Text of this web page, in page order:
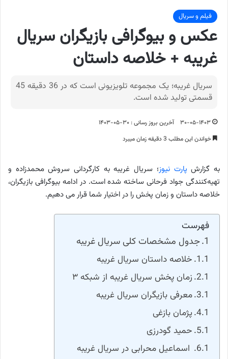
فیلم و سریال
عکس و بیوگرافی بازیگران سریال
غریبه + خلاصه داستان
سریال غریبه؛ یک مجموعه تلویزیونی است که در 36 دقیقه 45
قسمتی تولید شده است.
۳۰-۰۵-۱۴۰۳
آخرین بروز رسانی : ۳۰-۰۵-۱۴۰۳
خواندن این مطلب 3 دقیقه زمان میبرد
به گزارش پارت نیوز؛ سریال غریبه به کارگردانی سروش محمدزاده و
تهیه‌کنندگی جواد فرحانی ساخته شده است. در ادامه بیوگرافی بازیگران،
خلاصه داستان و زمان پخش را در اختیار شما قرار می دهیم.
فهرست
جدول مشخصات کلی سریال غریبه
خلاصه داستان سریال غریبه
زمان پخش سریال غریبه از شبکه ۳
معرفی بازیگران سریال غریبه
پژمان بازغی
حمید گودرزی
اسماعیل محرابی در سریال غریبه